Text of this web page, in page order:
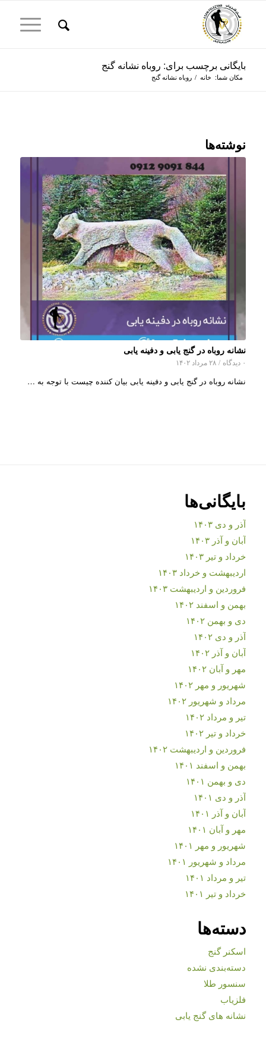
بایگانی برچسب برای: روباه نشانه گنج
مکان شما: خانه / روباه نشانه گنج
نوشته‌ها
نشانه روباه در گنج یابی و دفینه یابی
۰ دیدگاه / ۲۸ مرداد ۱۴۰۲
نشانه روباه در گنج یابی و دفینه یابی بیان کننده چیست با توجه به …
بایگانی‌ها
آذر و دی ۱۴۰۳
آبان و آذر ۱۴۰۳
خرداد و تیر ۱۴۰۳
اردیبهشت و خرداد ۱۴۰۳
فروردین و اردیبهشت ۱۴۰۳
بهمن و اسفند ۱۴۰۲
دی و بهمن ۱۴۰۲
آذر و دی ۱۴۰۲
آبان و آذر ۱۴۰۲
مهر و آبان ۱۴۰۲
شهریور و مهر ۱۴۰۲
مرداد و شهریور ۱۴۰۲
تیر و مرداد ۱۴۰۲
خرداد و تیر ۱۴۰۲
فروردین و اردیبهشت ۱۴۰۲
بهمن و اسفند ۱۴۰۱
دی و بهمن ۱۴۰۱
آذر و دی ۱۴۰۱
آبان و آذر ۱۴۰۱
مهر و آبان ۱۴۰۱
شهریور و مهر ۱۴۰۱
مرداد و شهریور ۱۴۰۱
تیر و مرداد ۱۴۰۱
خرداد و تیر ۱۴۰۱
دسته‌ها
اسکنر گنج
دسته‌بندی نشده
سنسور طلا
فلزیاب
نشانه های گنج یابی